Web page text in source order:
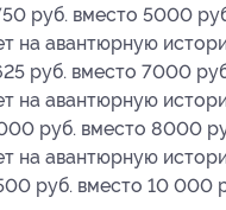
руб. вместо 5000
на авантюрную
руб. вместо 7000
на авантюрную
руб. вместо 8000
на авантюрную
руб. вместо 10 000